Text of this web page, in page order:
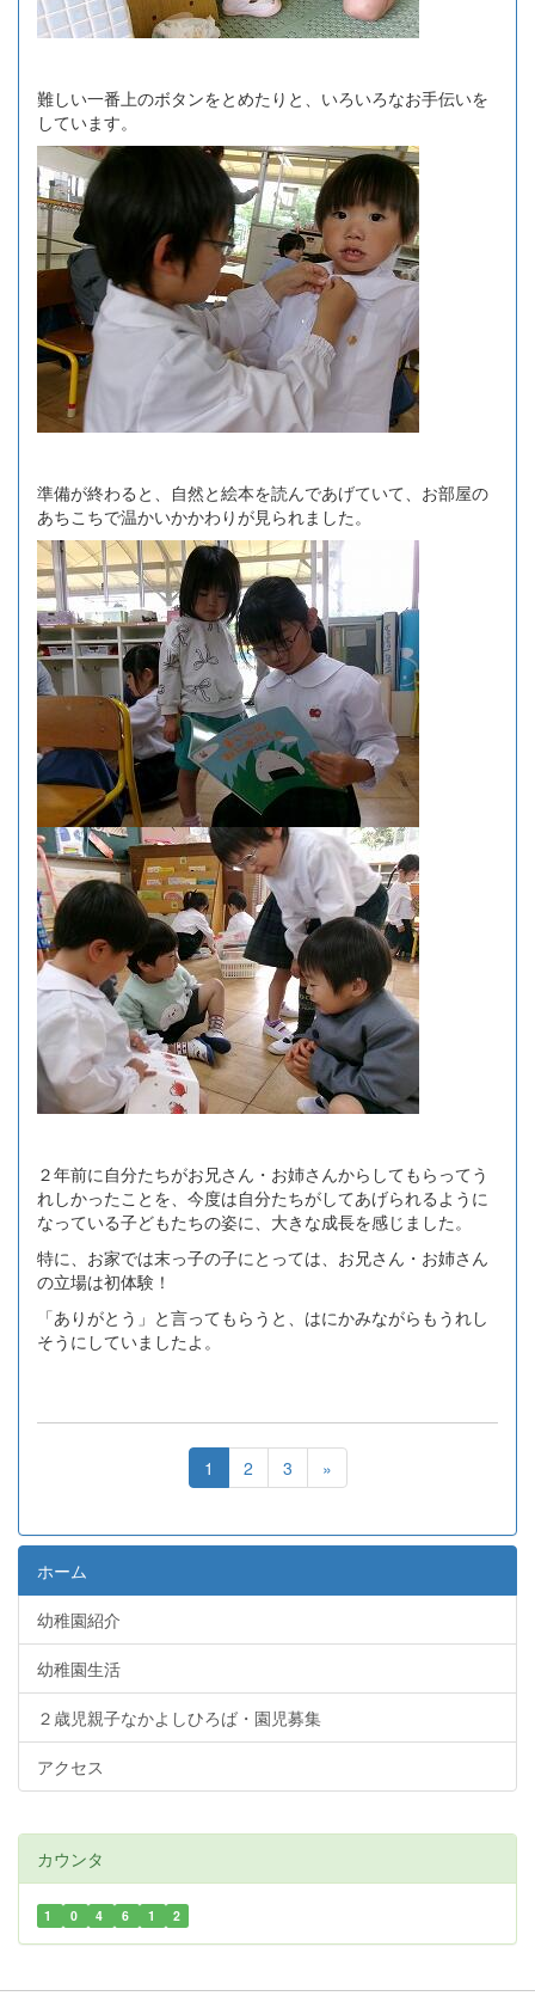
難しい一番上のボタンをとめたりと、いろいろなお手伝いを
しています。
準備が終わると、自然と絵本を読んであげていて、お部屋の
あちこちで温かいかかわりが見られました。
２年前に自分たちがお兄さん・お姉さんからしてもらってう
れしかったことを、今度は自分たちがしてあげられるように
なっている子どもたちの姿に、大きな成長を感じました。
特に、お家では末っ子の子にとっては、お兄さん・お姉さん
の立場は初体験！
「ありがとう」と言ってもらうと、はにかみながらもうれし
そうにしていましたよ。
1 2 3 »
ホーム
幼稚園紹介
幼稚園生活
２歳児親子なかよしひろば・園児募集
アクセス
カウンタ
1 0 4 6 1 2